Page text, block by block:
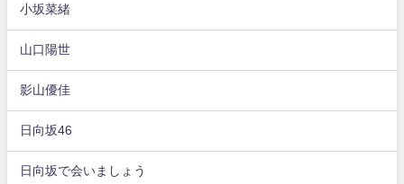
小坂菜緒
山口陽世
影山優佳
日向坂46
日向坂で会いましょう